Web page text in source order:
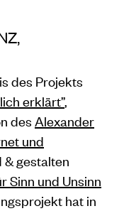
des Projekts
erklärt”,
des Alexander
und
& gestalten
Sinn und Unsinn
hat in